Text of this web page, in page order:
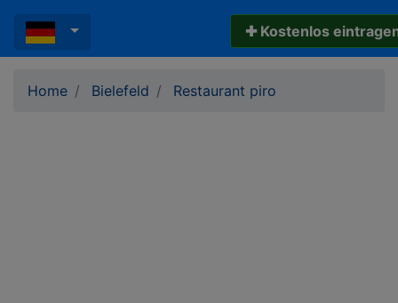
✚ Kostenlos
Home Bielefeld Restaurant piro